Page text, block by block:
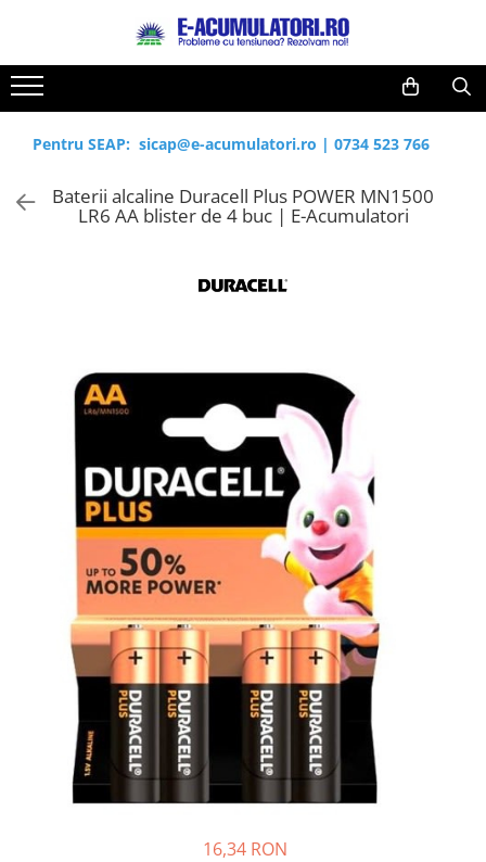
Toate Produsele
Acumulatori, Baterii si Incarcatoare
Uzuale
Baterii alcaline
Baterii litiu
Baterii Industriale
Acumulatori
Incarcatoare acumulatori
Panouri fotovoltaice si accesorii
Panouri fotovoltaice
Sisteme prindere panouri
fotovoltaice
Accesorii
Invertoare
Invertoare Hibrid
Invertoare On-grid
Invertoare Off-grid
Controlere solare
Reduceri de vara
Cabluri
Acumulatori
Prelungitoare
Panouri fotovoltaice
Pentru SEAP: sicap@e-acumulatori.ro | 0734 523 766
Baterii alcaline Duracell Plus POWER MN1500
LR6 AA blister de 4 buc | E-Acumulatori
16,34 RON